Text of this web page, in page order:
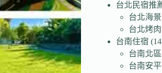
台北民宿推
台北海
台北烤
台南住宿
台南北
台南安